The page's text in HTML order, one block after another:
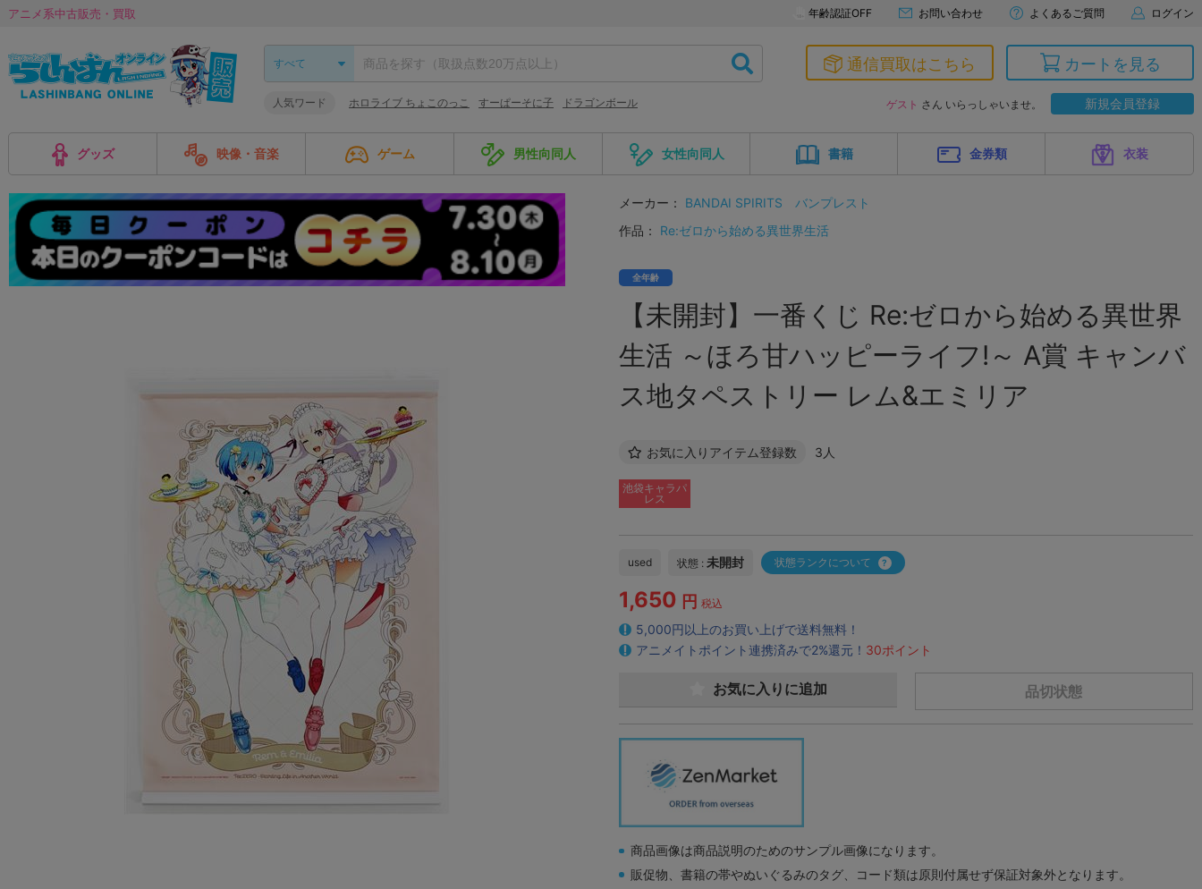
アニメ系中古販売・買取 年齢認証OFF お問い合わせ よくあるご質問 ログイン
人気ワード ホロライブ ちょこのっこ すーぱーそに子 ドラゴンボール
通信買取はこちら カートを見る
ゲスト さん いらっしゃいませ。 新規会員登録
グッズ 映像・音楽 ゲーム 男性向同人 女性向同人 書籍 金券類 衣装
メーカー： BANDAI SPIRITS
バンプレスト
作品：
Re:ゼロから始める異世界生活
全年齢
【未開封】一番くじ Re:ゼロから始める異世界
生活 ～ほろ甘ハッピーライフ!～ A賞 キャンバ
ス地タペストリー レム&エミリア
お気に入りアイテム登録数 3人
池袋キャラパ
レス
used 状態 : 未開封 状態ランクについて
1,650 円 税込
5,000円以上のお買い上げで送料無料！
アニメイトポイント連携済みで2%還元！ 30ポイント
品切状態
お気に入りに追加
商品画像は商品説明のためのサンプル画像になります。
販促物、書籍の帯やぬいぐるみのタグ、コード類は原則付属せず保証対象外となります。